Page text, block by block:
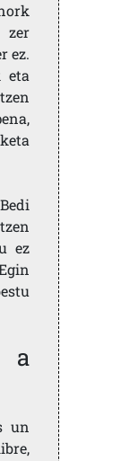
ez.
eta
ez
a
un